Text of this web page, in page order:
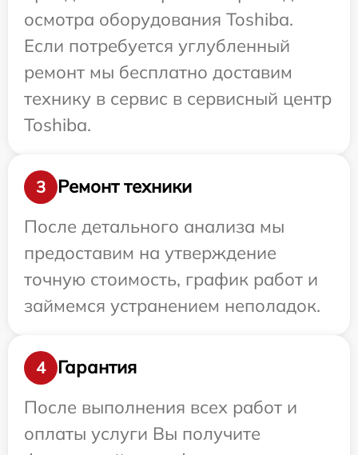
осмотра оборудования Toshiba.
Если потребуется углубленный
ремонт мы бесплатно доставим
технику в сервис в сервисный центр
Toshiba.
3
Ремонт техники
После детального анализа мы
предоставим на утверждение
точную стоимость, график работ и
займемся устранением неполадок.
4
Гарантия
После выполнения всех работ и
оплаты услуги Вы получите